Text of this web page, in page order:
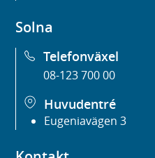
Solna
Telefonväxel
08-123 700 00
Huvudentré
Eugeniavägen 3